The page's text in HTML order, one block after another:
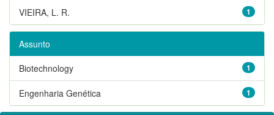
1
VIEIRA, L. R.
Assunto
1
Biotechnology
1
Engenharia Genética